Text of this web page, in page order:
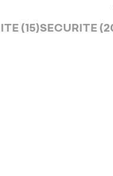
(15)SECURITE